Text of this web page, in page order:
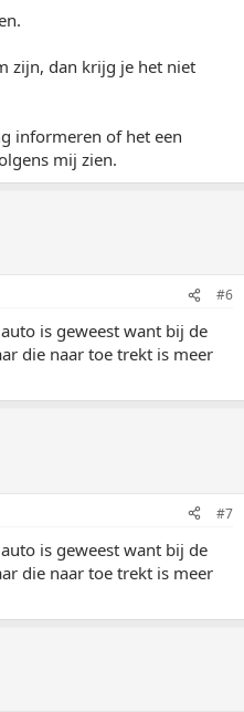
zijn, dan krijg je het niet
informeren of het een
mij zien.
#6
is geweest want bij de
die naar toe trekt is meer
#7
is geweest want bij de
die naar toe trekt is meer